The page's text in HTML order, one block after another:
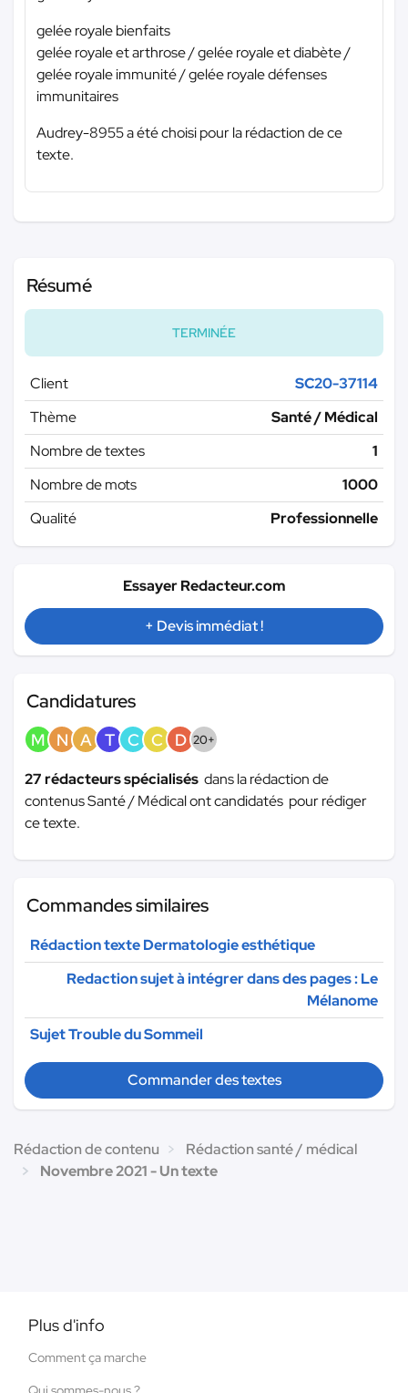
gelée royale bienfaits
gelée royale et arthrose / gelée royale et diabète /
gelée royale immunité / gelée royale défenses
immunitaires
Audrey-8955 a été choisi pour la rédaction de ce
texte.
Résumé
TERMINÉE
Client
SC20-37114
Thème
Santé / Médical
Nombre de textes
1
Nombre de mots
1000
Qualité
Professionnelle
Essayer Redacteur.com
+ Devis immédiat !
Candidatures
M N A T C C D 20+
27 rédacteurs spécialisés dans la rédaction de
contenus Santé / Médical ont candidatés pour rédiger
ce texte.
Commandes similaires
Rédaction texte Dermatologie esthétique
Redaction sujet à intégrer dans des pages : Le
Mélanome
Sujet Trouble du Sommeil
Commander des textes
Rédaction de contenu
Rédaction santé / médical
Novembre 2021 - Un texte
Plus d'info
Comment ça marche